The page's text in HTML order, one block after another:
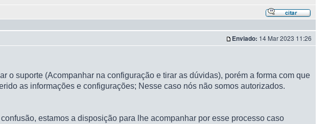
Enviado: 14 Mar 2023 11:26
suporte (Acompanhar na configuração e tirar as dúvidas), porém a forma com que
as informações e configurações; Nesse caso nós não somos autorizados.
estamos a disposição para lhe acompanhar por esse processo caso